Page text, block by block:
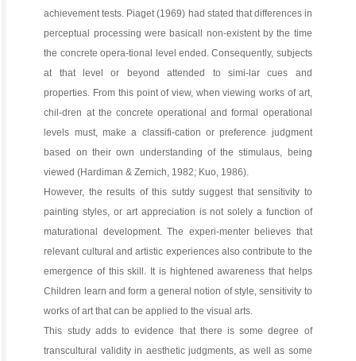
achievement tests. Piaget (1969) had stated that differences in
perceptual processing were basicall non-existent by the time
the concrete opera-tional level ended. Consequently, subjects
at that level or beyond attended to simi-lar cues and
properties. From this point of view, when viewing works of art,
chil-dren at the concrete operational and formal operational
levels must, make a classifi-cation or preference judgment
based on their own understanding of the stimulaus, being
viewed (Hardiman & Zernich, 1982; Kuo, 1986).
However, the results of this sutdy suggest that sensitivity to
painting styles, or art appreciation is not solely a function of
maturational development. The experi-menter believes that
relevant cultural and artistic experiences also contribute to the
emergence of this skill. It is hightened awareness that helps
Children learn and form a general notion of style, sensitivity to
works of art that can be applied to the visual arts.
This study adds to evidence that there is some degree of
transcultural validity in aesthetic judgments, as well as some